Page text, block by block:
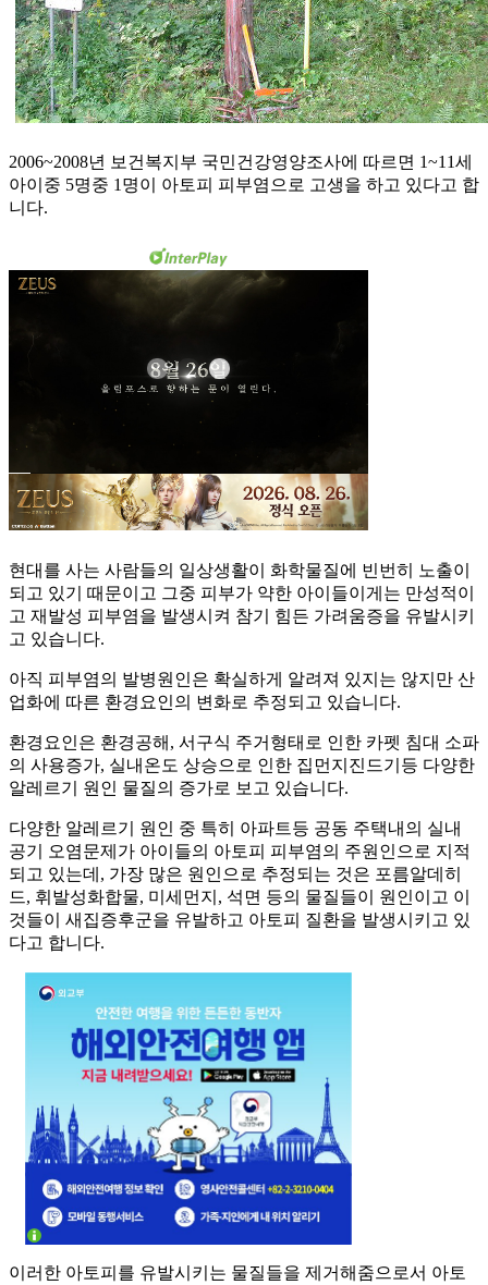
2006~2008년 보건복지부 국민건강영양조사에 따르면 1~11세
아이중 5명중 1명이 아토피 피부염으로 고생을 하고 있다고 합
니다.
현대를 사는 사람들의 일상생활이 화학물질에 빈번히 노출이
되고 있기 때문이고 그중 피부가 약한 아이들이게는 만성적이
고 재발성 피부염을 발생시켜 참기 힘든 가려움증을 유발시키
고 있습니다.
아직 피부염의 발병원인은 확실하게 알려져 있지는 않지만 산
업화에 따른 환경요인의 변화로 추정되고 있습니다.
환경요인은 환경공해, 서구식 주거형태로 인한 카펫 침대 소파
의 사용증가, 실내온도 상승으로 인한 집먼지진드기등 다양한
알레르기 원인 물질의 증가로 보고 있습니다.
다양한 알레르기 원인 중 특히 아파트등 공동 주택내의 실내
공기 오염문제가 아이들의 아토피 피부염의 주원인으로 지적
되고 있는데, 가장 많은 원인으로 추정되는 것은 포름알데히
드, 휘발성화합물, 미세먼지, 석면 등의 물질들이 원인이고 이
것들이 새집증후군을 유발하고 아토피 질환을 발생시키고 있
다고 합니다.
이러한 아토피를 유발시키는 물질들을 제거해줌으로서 아토